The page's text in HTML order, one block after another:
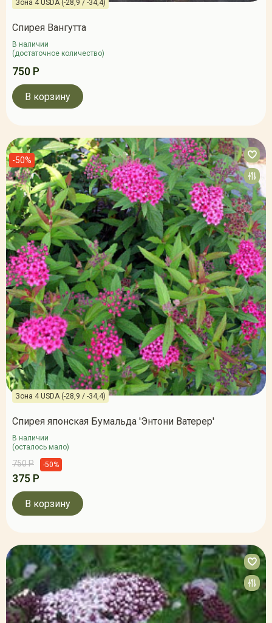
Зона 4 USDA (-28,9 / -34,4)
Спирея Вангутта
В наличии
(достаточное количество)
750 Р
В корзину
-50%
Зона 4 USDA (-28,9 / -34,4)
Спирея японская Бумальда 'Энтони Ватерер'
В наличии
(осталось мало)
750 Р -50%
375 Р
В корзину